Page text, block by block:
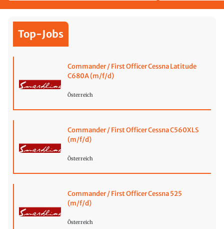
Top-Jobs
Commander / First Officer Cessna Latitude
C680A (m/f/d)
Österreich
Commander / First Officer Cessna C560XLS
(m/f/d)
Österreich
Commander / First Officer Cessna 525
(m/f/d)
Österreich